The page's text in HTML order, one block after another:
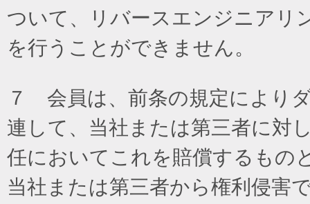
ついて、リバースエンジニアリ
を行うことができません。
７ 会員は、前条の規定により
連して、当社または第三者に対
任においてこれを賠償するもの
当社または第三者から権利侵害